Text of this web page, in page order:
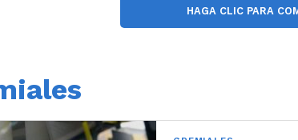
HAGA CLIC PARA